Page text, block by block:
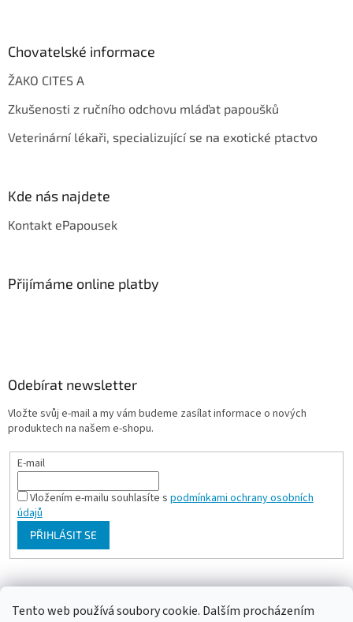
Tento web používá soubory cookie. Dalším procházením
Chovatelské informace
ŽAKO CITES A
Zkušenosti z ručního odchovu mláďat papoušků
Veterinární lékaři, specializující se na exotické ptactvo
Kde nás najdete
Kontakt ePapousek
Přijímáme online platby
Odebírat newsletter
Vložte svůj e-mail a my vám budeme zasílat informace o nových
produktech na našem e-shopu.
E-mail
Vložením e-mailu souhlasíte s podmínkami ochrany osobních
údajů
PŘIHLÁSIT SE